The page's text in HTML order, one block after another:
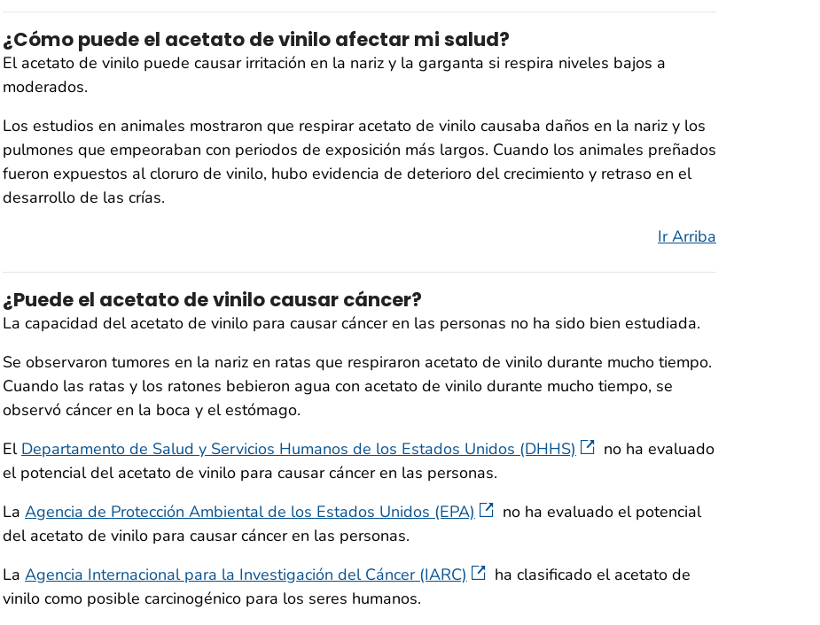
¿Cómo puede el acetato de vinilo afectar mi salud?
El acetato de vinilo puede causar irritación en la nariz y la garganta si respira niveles bajos a
moderados.
Los estudios en animales mostraron que respirar acetato de vinilo causaba daños en la nariz y los
pulmones que empeoraban con periodos de exposición más largos. Cuando los animales preñados
fueron expuestos al cloruro de vinilo, hubo evidencia de deterioro del crecimiento y retraso en el
desarrollo de las crías.
Ir Arriba
¿Puede el acetato de vinilo causar cáncer?
La capacidad del acetato de vinilo para causar cáncer en las personas no ha sido bien estudiada.
Se observaron tumores en la nariz en ratas que respiraron acetato de vinilo durante mucho tiempo.
Cuando las ratas y los ratones bebieron agua con acetato de vinilo durante mucho tiempo, se
observó cáncer en la boca y el estómago.
El Departamento de Salud y Servicios Humanos de los Estados Unidos (DHHS)
no ha evaluado
el potencial del acetato de vinilo para causar cáncer en las personas.
La Agencia de Protección Ambiental de los Estados Unidos (EPA)
no ha evaluado el potencial
del acetato de vinilo para causar cáncer en las personas.
La Agencia Internacional para la Investigación del Cáncer (IARC)
ha clasificado el acetato de
vinilo como posible carcinogénico para los seres humanos.